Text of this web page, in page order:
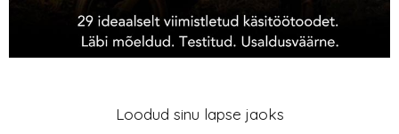
Loodud sinu lapse jaoks